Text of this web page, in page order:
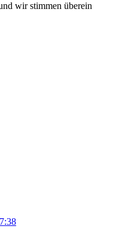
wir stimmen überein